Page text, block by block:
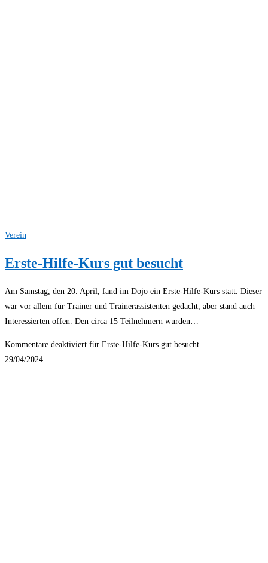
Verein
Erste-Hilfe-Kurs gut besucht
Am Samstag, den 20. April, fand im Dojo ein Erste-Hilfe-Kurs statt. Dieser
war vor allem für Trainer und Trainerassistenten gedacht, aber stand auch
Interessierten offen. Den circa 15 Teilnehmern wurden…
Kommentare deaktiviert für Erste-Hilfe-Kurs gut besucht
29/04/2024